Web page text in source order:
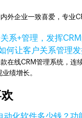
外企业一致喜爱，专业
系+管理，发挥
何让客户关系管理
在线CRM管理系统，
绩增长。